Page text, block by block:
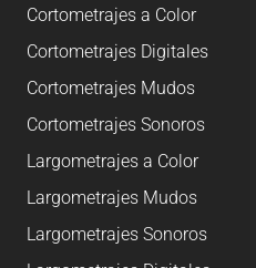
Cortometrajes a Color
Cortometrajes Digitales
Cortometrajes Mudos
Cortometrajes Sonoros
Largometrajes a Color
Largometrajes Mudos
Largometrajes Sonoros